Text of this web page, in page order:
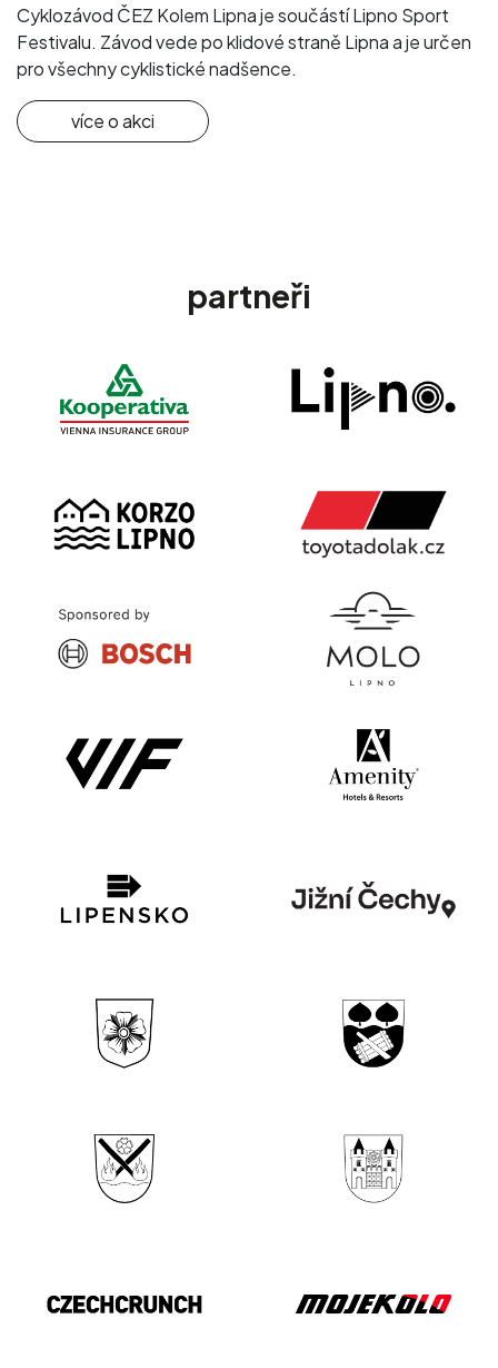
Cyklozávod ČEZ Kolem Lipna je součástí Lipno Sport
Festivalu. Závod vede po klidové straně Lipna a je určen
pro všechny cyklistické nadšence.
více o akci
partneři